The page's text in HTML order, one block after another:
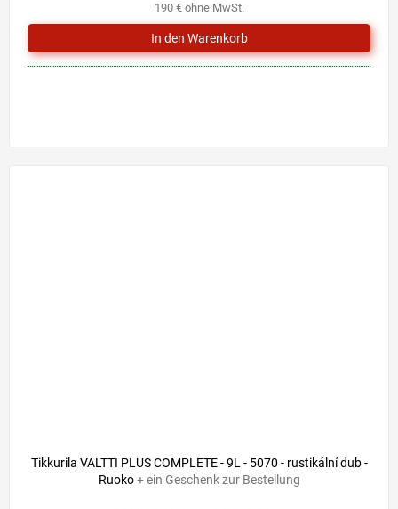
190 € ohne MwSt.
Tikkurila VALTTI PLUS COMPLETE - 9L - 5070 - rustikální dub -
Ruoko+ ein Geschenk zur Bestellung